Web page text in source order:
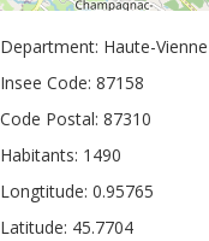
Department: Haute-Vienne
Insee Code: 87158
Code Postal: 87310
Habitants: 1490
Longtitude: 0.95765
Latitude: 45.7704